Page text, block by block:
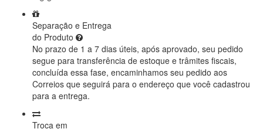
Separação e Entrega
do Produto
No prazo de 1 a 7 dias úteis, após aprovado, seu pedido
segue para transferência de estoque e trâmites fiscais,
concluída essa fase, encaminhamos seu pedido aos
Correios que seguirá para o endereço que você cadastrou
para a entrega.
Troca em